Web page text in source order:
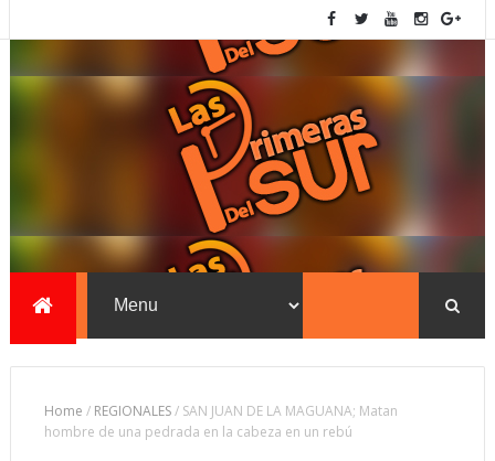
Home / REGIONALES/ SAN JUAN DE LA MAGUANA; Matan
hombre de una pedrada en la cabeza en un rebú